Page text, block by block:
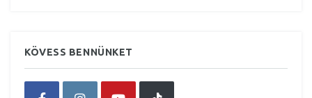
KÖVESS BENNÜNKET